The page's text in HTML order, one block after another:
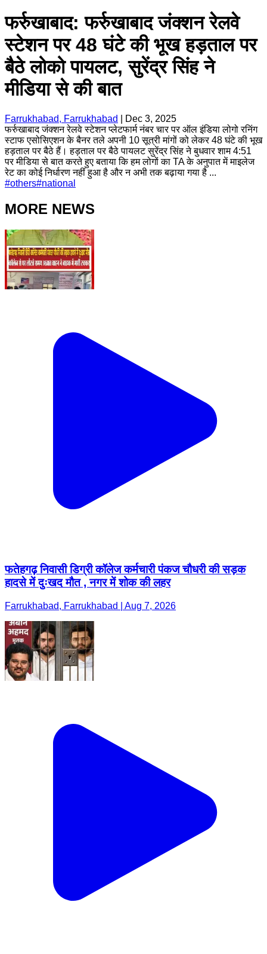
फर्रुखाबाद: फर्रुखाबाद जंक्शन रेलवे
स्टेशन पर 48 घंटे की भूख हड़ताल पर
बैठे लोको पायलट, सुरेंद्र सिंह ने
मीडिया से की बात
Farrukhabad, Farrukhabad
Dec 3, 2025
फर्रुखाबाद जंक्शन रेलवे स्टेशन प्लेटफार्म नंबर चार पर ऑल इंडिया लोगो रनिंग
स्टाफ एसोसिएशन के बैनर तले अपनी 10 सूत्री मांगों को लेकर 48 घंटे की भूख
हड़ताल पर बैठे हैं। हड़ताल पर बैठे पायलट सुरेंद्र सिंह ने बुधवार शाम 4:51
पर मीडिया से बात करते हुए बताया कि हम लोगों का TA के अनुपात में माइलेज
रेट का कोई निर्धारण नहीं हुआ है और न अभी तक बढ़ाया गया है ...
#others#national
MORE NEWS
फतेहगढ़ निवासी डिग्री कॉलेज कर्मचारी पंकज चौधरी की सड़क
हादसे में दुःखद मौत , नगर में शोक की लहर
Farrukhabad, Farrukhabad | Aug 7, 2026